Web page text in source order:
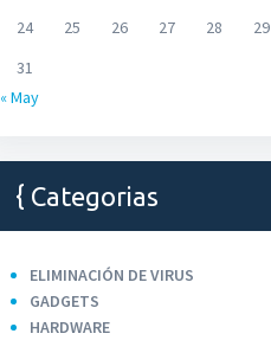
24
25 26 27 28 29
31
« May
Categorias
ELIMINACIÓN DE VIRUS
GADGETS
HARDWARE